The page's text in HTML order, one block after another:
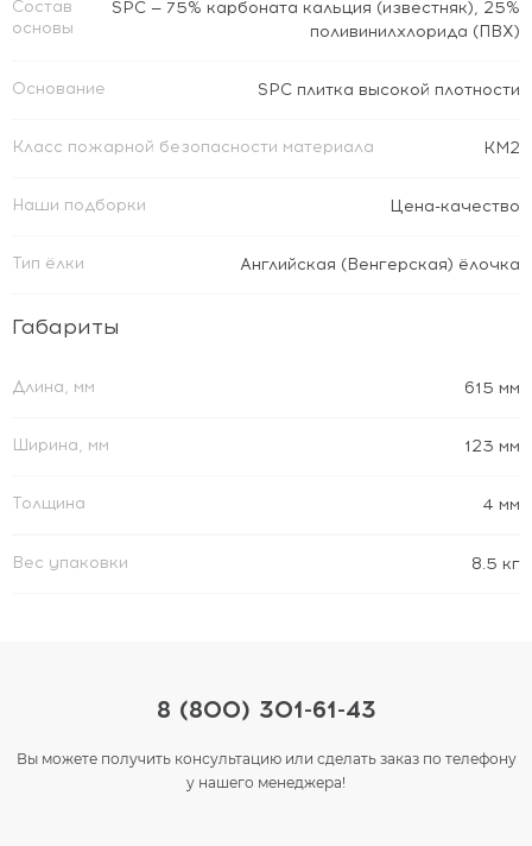
Состав
основы
SPC — 75% карбоната кальция (известняк), 25%
поливинилхлорида (ПВХ)
Основание SPC плитка высокой плотности
Класс пожарной безопасности материала КМ2
Наши подборки Цена-качество
Тип ёлки Английская (Венгерская) ёлочка
Габариты
Длина, мм 615 мм
Ширина, мм 123 мм
Толщина 4 мм
Вес упаковки 8.5 кг
8 (800) 301-61-43
Вы можете получить консультацию или сделать заказ по телефону
у нашего менеджера!